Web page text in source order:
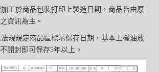
工於商品包裝打印上製造日期，商品皆由原
資訊為主。
規規定商品區標示保存日期，基本上機油放
開封即可保存5年以上。